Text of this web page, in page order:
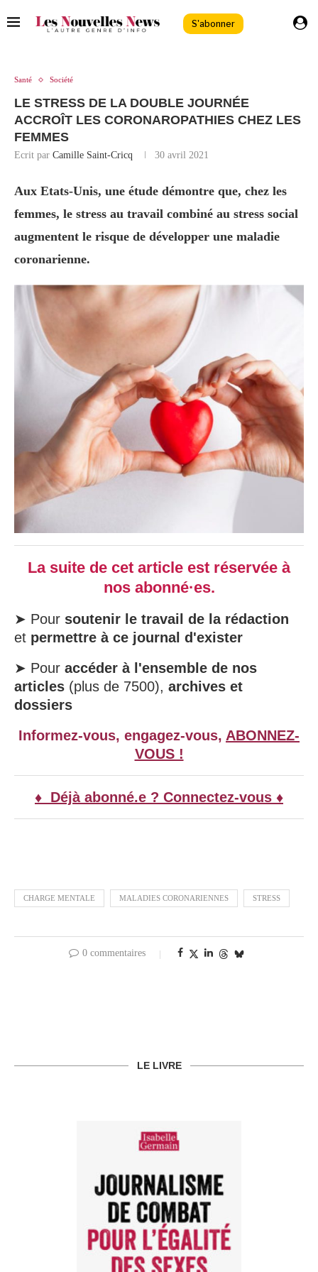
S'abonner
Santé Société
LE STRESS DE LA DOUBLE JOURNÉE
ACCROÎT LES CORONAROPATHIES CHEZ LES
FEMMES
Ecrit par Camille Saint-Cricq 30 avril 2021
Aux Etats-Unis, une étude démontre que, chez les
femmes, le stress au travail combiné au stress social
augmentent le risque de développer une maladie
coronarienne.
La suite de cet article est réservée à
nos abonné·es.
➤ Pour soutenir le travail de la rédaction
et permettre à ce journal d'exister
➤ Pour accéder à l'ensemble de nos
articles (plus de 7500), archives et
dossiers
Informez-vous, engagez-vous, ABONNEZ-
VOUS !
♦ Déjà abonné.e ? Connectez-vous ♦
CHARGE MENTALE MALADIES CORONARIENNES STRESS
0 commentaires
LE LIVRE